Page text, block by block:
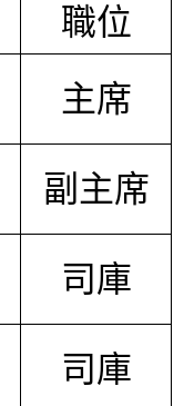
職位
主席
副主席
司庫
司庫